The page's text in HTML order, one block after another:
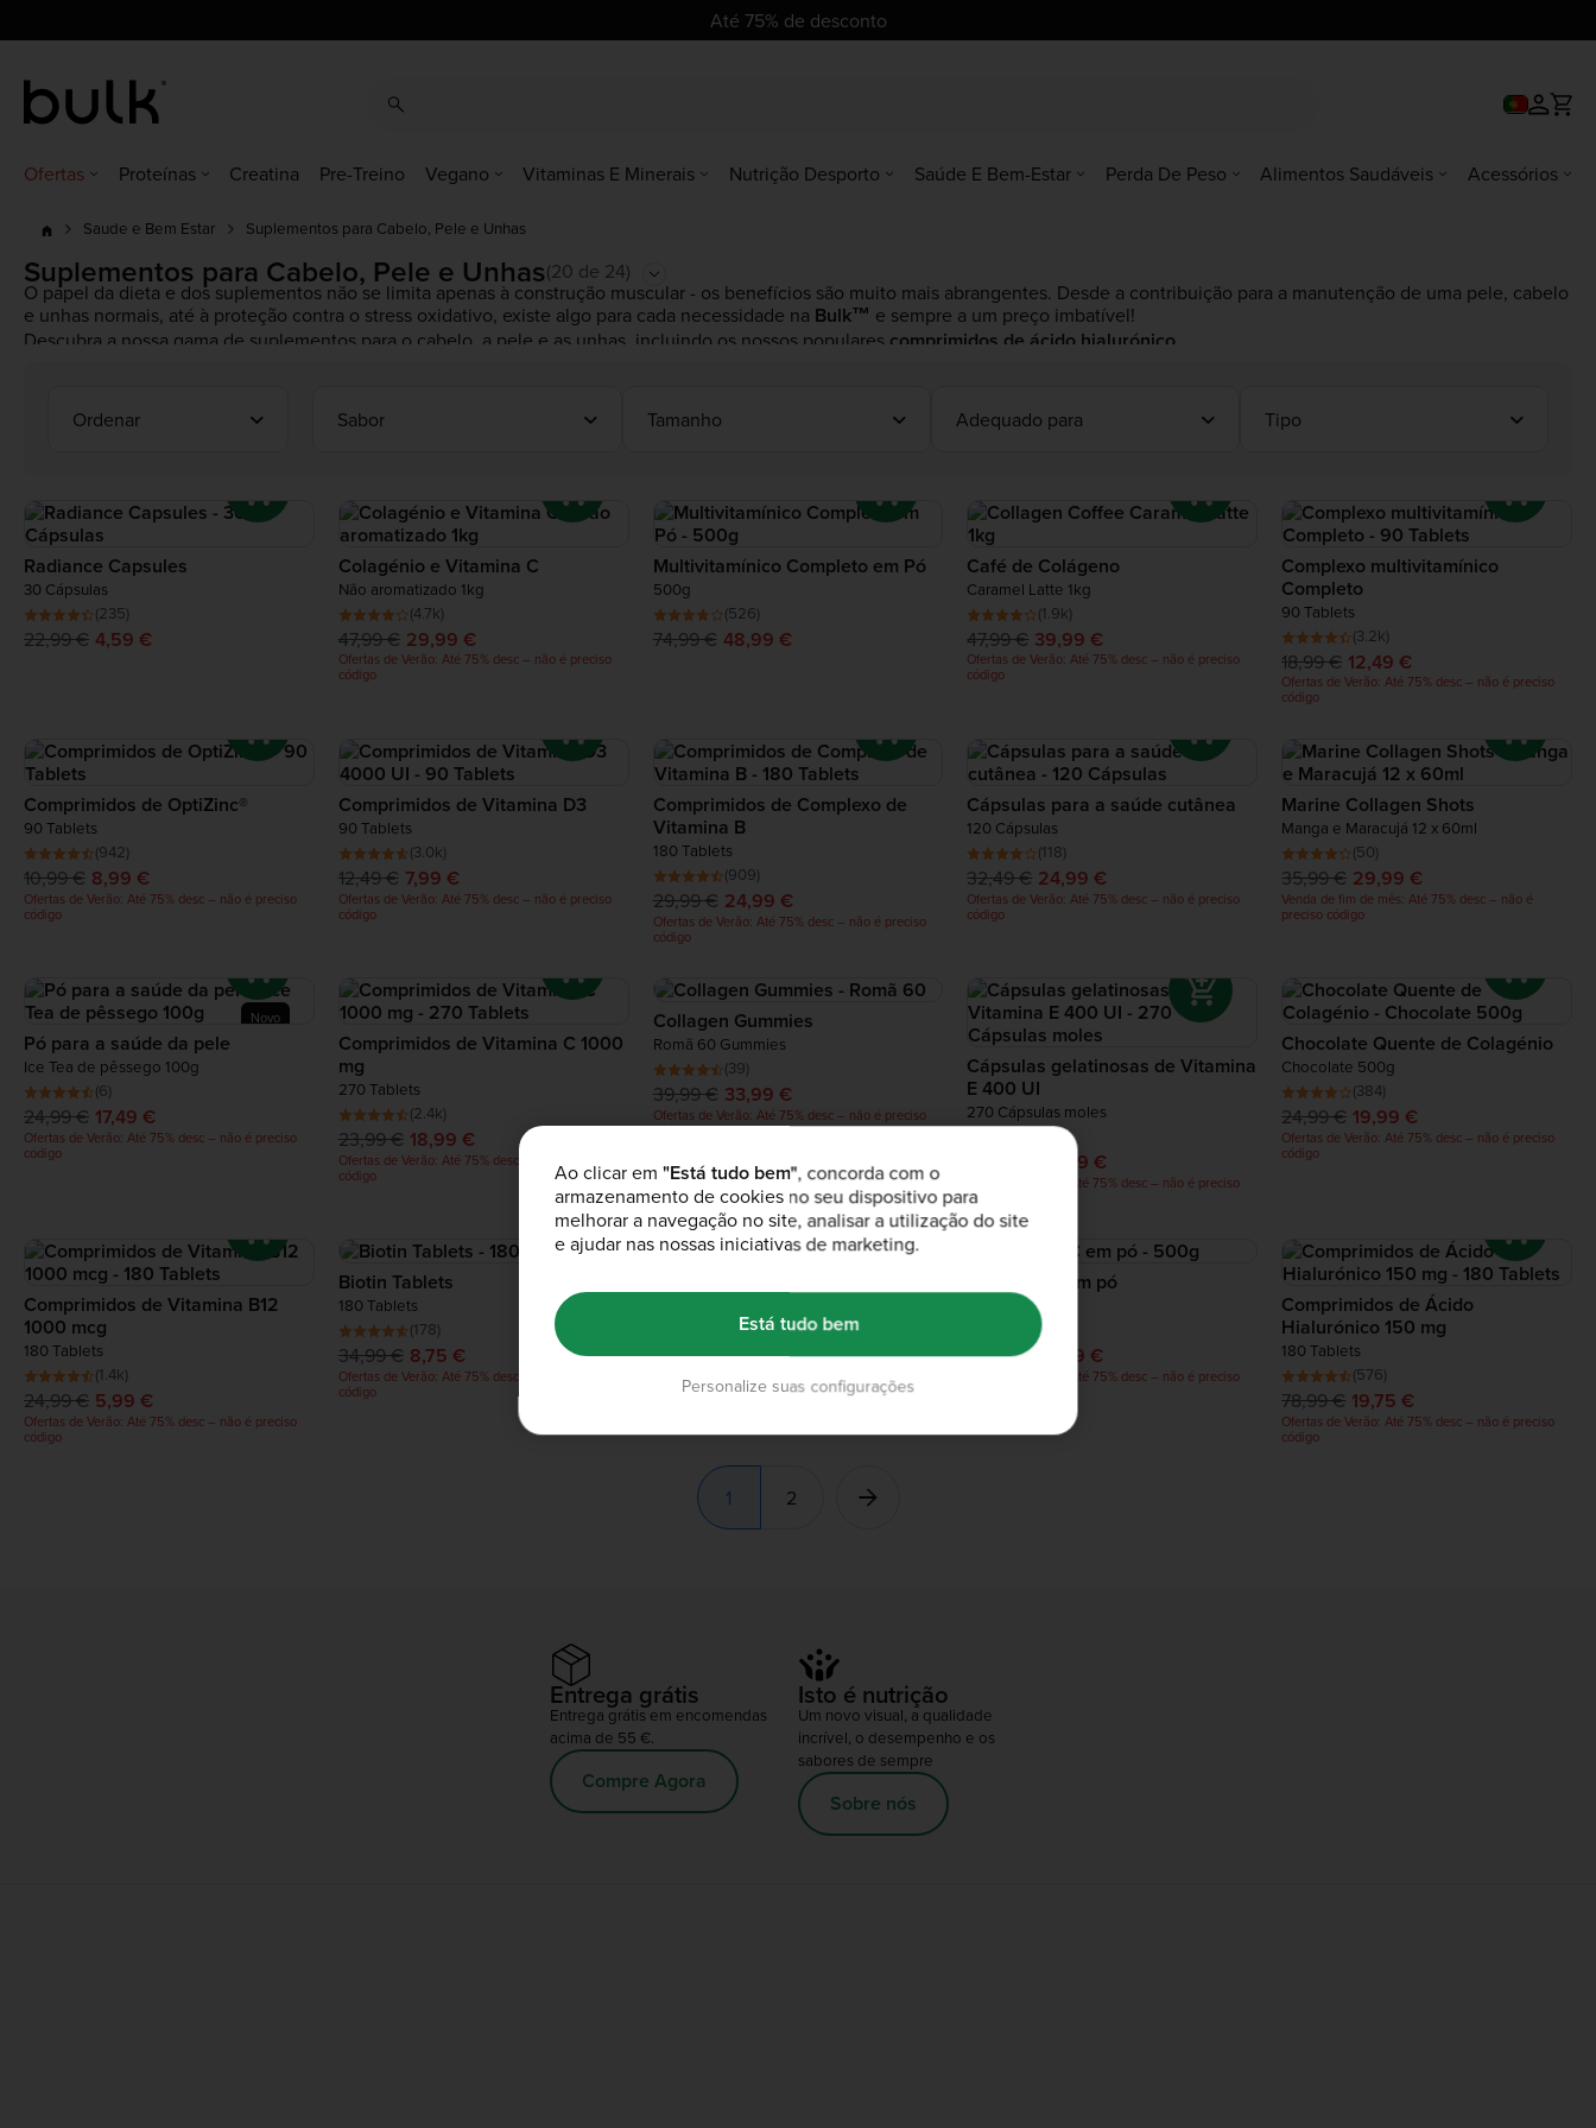
Até 75% de desconto
Ofertas Proteínas Creatina Pre-Treino Vegano Vitaminas E Minerais Nutrição Desporto Saúde E Bem-Estar Perda De Peso Alimentos Saudáveis Acessórios
Saude e Bem Estar Suplementos para Cabelo, Pele e Unhas
Suplementos para Cabelo, Pele e Unhas(20 de 24)
O papel da dieta e dos suplementos não se limita apenas à construção muscular - os benefícios são muito mais abrangentes. Desde a contribuição para a manutenção de uma pele, cabelo
e unhas normais, até à proteção contra o stress oxidativo, existe algo para cada necessidade na Bulk™ e sempre a um preço imbatível!
Descubra a nossa gama de suplementos para o cabelo, a pele e as unhas, incluindo os nossos populares comprimidos de ácido hialurónico
Ordenar Sabor Tamanho Adequado para Tipo
Radiance Capsules
30 Cápsulas
(235)
22,99 € 4,59 €
Colagénio e Vitamina C
Não aromatizado 1kg
(4.7k)
47,99 € 29,99 €
Ofertas de Verão: Até 75% desc – não é preciso
código
Multivitamínico Completo em Pó
500g
(526)
74,99 € 48,99 €
Café de Colágeno
Caramel Latte 1kg
(1.9k)
47,99 € 39,99 €
Ofertas de Verão: Até 75% desc – não é preciso
código
Complexo multivitamínico
Completo
90 Tablets
(3.2k)
18,99 € 12,49 €
Ofertas de Verão: Até 75% desc – não é preciso
código
Comprimidos de OptiZinc®
90 Tablets
(942)
10,99 € 8,99 €
Ofertas de Verão: Até 75% desc – não é preciso
código
Comprimidos de Vitamina D3
90 Tablets
(3.0k)
12,49 € 7,99 €
Ofertas de Verão: Até 75% desc – não é preciso
código
Comprimidos de Complexo de
Vitamina B
180 Tablets
(909)
29,99 € 24,99 €
Ofertas de Verão: Até 75% desc – não é preciso
código
Cápsulas para a saúde cutânea
120 Cápsulas
(118)
32,49 € 24,99 €
Ofertas de Verão: Até 75% desc – não é preciso
código
Marine Collagen Shots
Manga e Maracujá 12 x 60ml
(50)
35,99 € 29,99 €
Venda de fim de mês: Até 75% desc – não é
preciso código
Novo
Pó para a saúde da pele
Ice Tea de pêssego 100g
(6)
24,99 € 17,49 €
Ofertas de Verão: Até 75% desc – não é preciso
código
Comprimidos de Vitamina C 1000
mg
270 Tablets
(2.4k)
23,99 € 18,99 €
Ofertas de Verão: Até 75% desc – não é preciso
código
Collagen Gummies
Romã 60 Gummies
(39)
39,99 € 33,99 €
Ofertas de Verão: Até 75% desc – não é preciso
código
Cápsulas gelatinosas de Vitamina
E 400 UI
270 Cápsulas moles
(624)
24,99 €
Ofertas de Verão: Até 75% desc – não é preciso
código
Chocolate Quente de Colagénio
Chocolate 500g
(384)
24,99 € 19,99 €
Ofertas de Verão: Até 75% desc – não é preciso
código
Comprimidos de Vitamina B12
1000 mcg
180 Tablets
(1.4k)
24,99 € 5,99 €
Ofertas de Verão: Até 75% desc – não é preciso
código
Biotin Tablets
180 Tablets
(178)
34,99 € 8,75 €
Ofertas de Verão: Até 75% desc – não é preciso
código
(311)
14,99 € 9,99 €
Ofertas de Verão: Até 75% desc – não é preciso
Vitamina C em pó
(1.7k)
44,99 € 10,99 €
Ofertas de Verão: Até 75% desc – não é preciso
Comprimidos de Ácido
Hialurónico 150 mg
180 Tablets
(576)
78,99 € 19,75 €
Ofertas de Verão: Até 75% desc – não é preciso
código
1 2
Entrega grátis
Entrega grátis em encomendas
acima de 55 €.
Compre Agora
Isto é nutrição
Um novo visual, a qualidade
incrível, o desempenho e os
sabores de sempre
Sobre nós
Ao clicar em "Está tudo bem", concorda com o
armazenamento de cookies no seu dispositivo para
melhorar a navegação no site, analisar a utilização do site
e ajudar nas nossas iniciativas de marketing.
Personalize suas configurações
Está tudo bem